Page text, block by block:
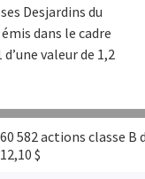
Desjardins du
dans le cadre
valeur de 1,2
582 actions classe B
$